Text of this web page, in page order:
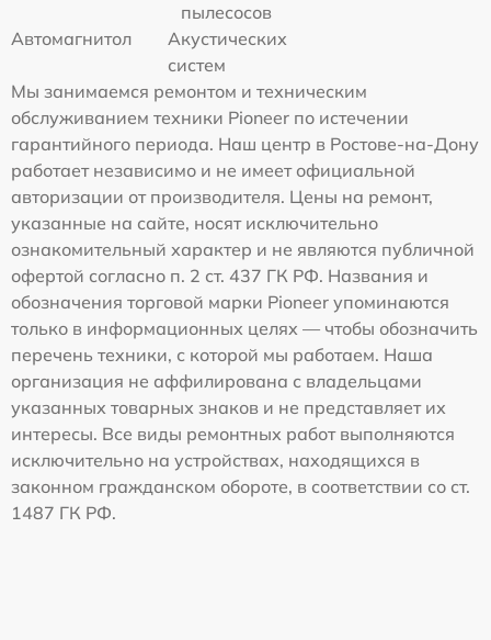
пылесосов
Автомагнитол
Акустических
систем
Мы занимаемся ремонтом и техническим
обслуживанием техники Pioneer по истечении
гарантийного периода. Наш центр в Ростове-на-Дону
работает независимо и не имеет официальной
авторизации от производителя. Цены на ремонт,
указанные на сайте, носят исключительно
ознакомительный характер и не являются публичной
офертой согласно п. 2 ст. 437 ГК РФ. Названия и
обозначения торговой марки Pioneer упоминаются
только в информационных целях — чтобы обозначить
перечень техники, с которой мы работаем. Наша
организация не аффилирована с владельцами
указанных товарных знаков и не представляет их
интересы. Все виды ремонтных работ выполняются
исключительно на устройствах, находящихся в
законном гражданском обороте, в соответствии со ст.
1487 ГК РФ.